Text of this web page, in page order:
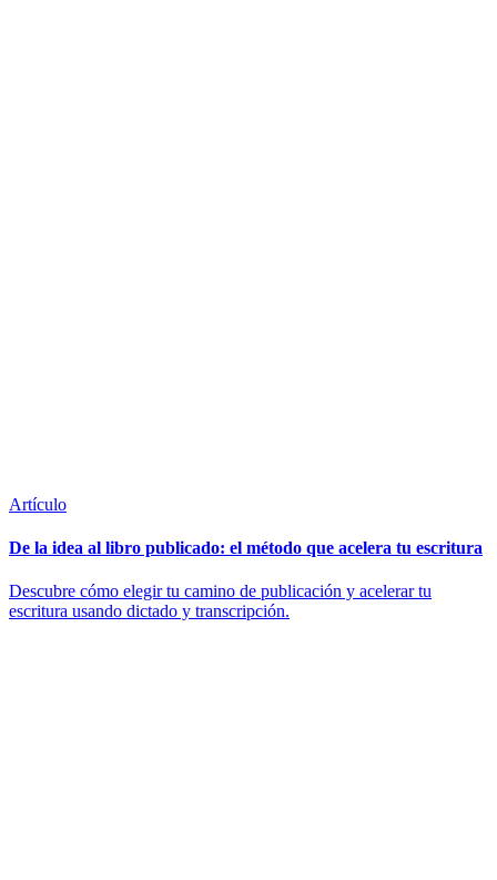
Artículo
De la idea al libro publicado: el método que acelera tu escritura
Descubre cómo elegir tu camino de publicación y acelerar tu
escritura usando dictado y transcripción.